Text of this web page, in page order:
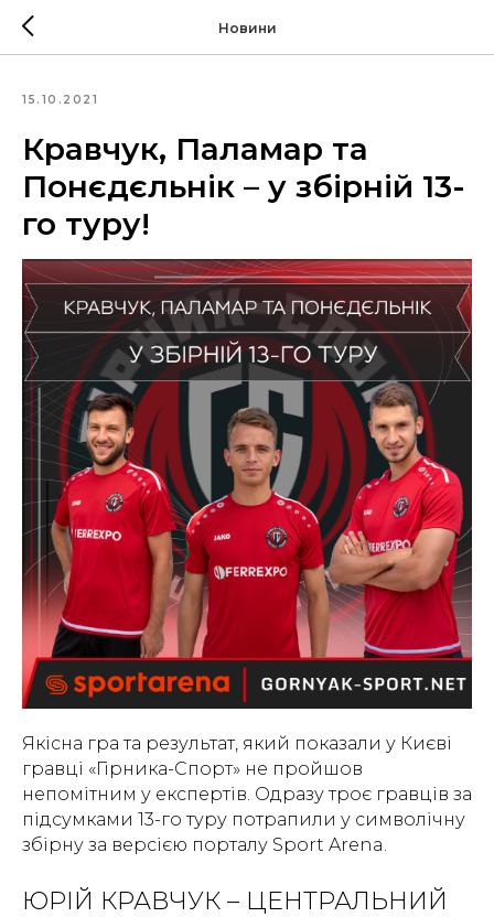
Новини
15.10.2021
Кравчук, Паламар та
Понєдєльнік – у збірній 13-
го туру!
Якісна гра та результат, який показали у Києві
гравці «Гірника-Спорт» не пройшов
непомітним у експертів. Одразу троє гравців за
підсумками 13-го туру потрапили у символічну
збірну за версією порталу Sport Arena.
ЮРІЙ КРАВЧУК – ЦЕНТРАЛЬНИЙ